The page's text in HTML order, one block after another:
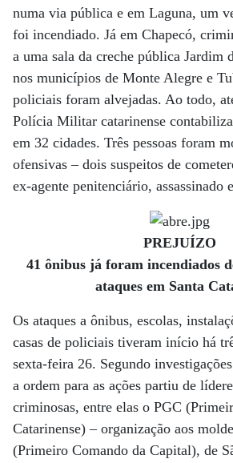
numa via pública e em Laguna, um
foi incendiado. Já em Chapecó,
a uma sala da creche pública Jardim
nos municípios de Monte Alegre e
policiais foram alvejadas. Ao todo,
Polícia Militar catarinense
em 32 cidades. Três pessoas foram
ofensivas – dois suspeitos de
ex-agente penitenciário, assassinado
PREJUÍZO
41 ônibus já foram incendiados
ataques em Santa
Os ataques a ônibus, escolas,
casas de policiais tiveram início há
sexta-feira 26. Segundo
a ordem para as ações partiu de
criminosas, entre elas o PGC
Catarinense) – organização aos
(Primeiro Comando da Capital), de